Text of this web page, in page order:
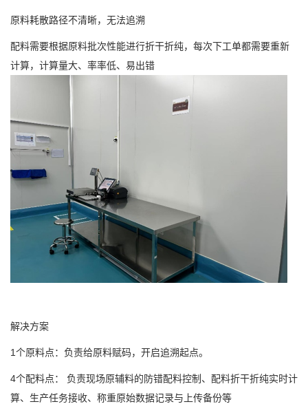
原料耗散路径不清晰，无法追溯
配料需要根据原料批次性能进行折干折纯，每次下工单都需要重新
计算，计算量大、率率低、易出错
解决方案
1个原料点：负责给原料赋码，开启追溯起点。
4个配料点： 负责现场原辅料的防错配料控制、配料折干折纯实时计
算、生产任务接收、称重原始数据记录与上传备份等